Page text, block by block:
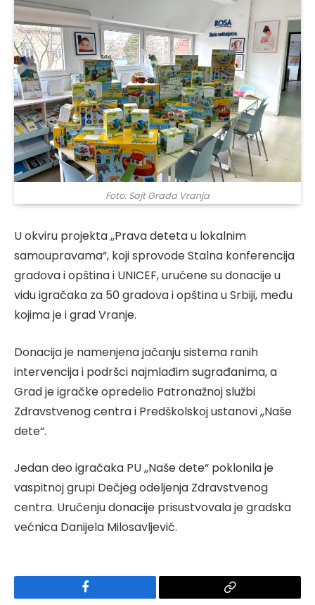
Foto: Sajt Grada Vranja
U okviru projekta ,,Prava deteta u lokalnim
samoupravama“, koji sprovode Stalna konferencija
gradova i opština i UNICEF, uručene su donacije u
vidu igračaka za 50 gradova i opština u Srbiji, među
kojima je i grad Vranje.
Donacija je namenjena jačanju sistema ranih
intervencija i podršci najmlađim sugrađanima, a
Grad je igračke opredelio Patronažnoj službi
Zdravstvenog centra i Predškolskoj ustanovi ,,Naše
dete“.
Jedan deo igračaka PU ,,Naše dete“ poklonila je
vaspitnoj grupi Dečjeg odeljenja Zdravstvenog
centra. Uručenju donacije prisustvovala je gradska
većnica Danijela Milosavljević.
Facebook
Copy